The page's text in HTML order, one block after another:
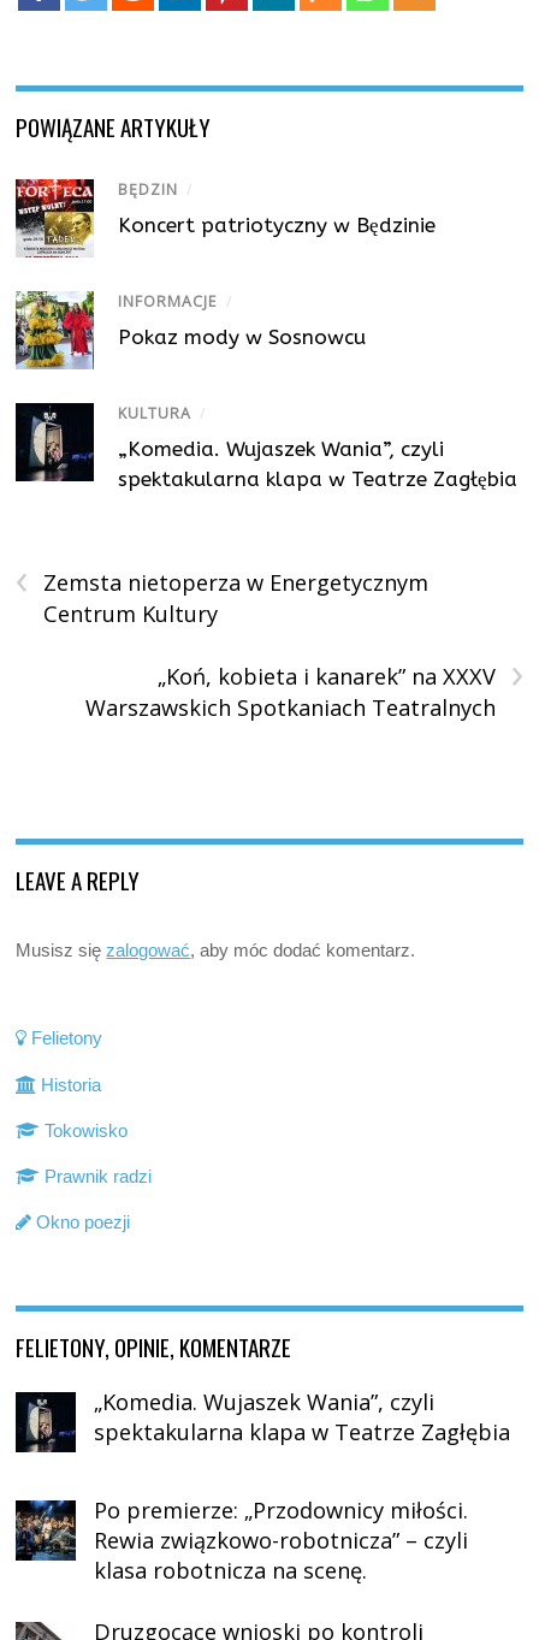
POWIĄZANE ARTYKUŁY
BĘDZIN /
Koncert patriotyczny w Będzinie
INFORMACJE /
Pokaz mody w Sosnowcu
KULTURA /
„Komedia. Wujaszek Wania”, czyli
spektakularna klapa w Teatrze Zagłębia
‹
Zemsta nietoperza w Energetycznym
Centrum Kultury
›
„Koń, kobieta i kanarek” na XXXV
Warszawskich Spotkaniach Teatralnych
LEAVE A REPLY
Musisz sięzalogować, aby móc dodać komentarz.
Felietony
Historia
Tokowisko
Prawnik radzi
Okno poezji
FELIETONY, OPINIE, KOMENTARZE
„Komedia. Wujaszek Wania”, czyli
spektakularna klapa w Teatrze Zagłębia
Po premierze: „Przodownicy miłości.
Rewia związkowo-robotnicza” – czyli
klasa robotnicza na scenę.
Druzgocące wnioski po kontroli